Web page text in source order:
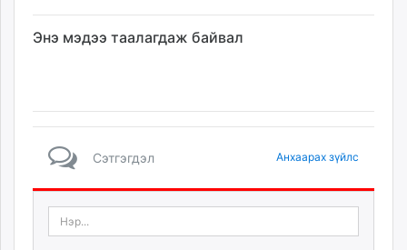
Энэ мэдээ таалагдаж байвал
Сэтгэгдэл Анхаарах зүйлс